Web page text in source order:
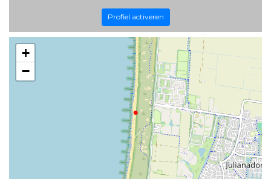
Profiel activeren
+
−